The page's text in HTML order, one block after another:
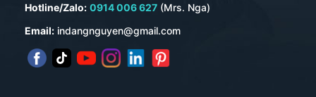
Hotline/Zalo: 0914 006 627 (Mrs. Nga)
Email: indangnguyen@gmail.com